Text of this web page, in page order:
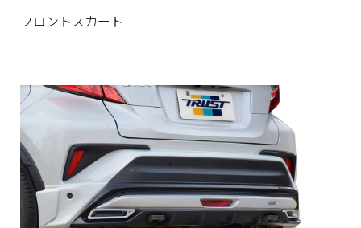
フロントスカート